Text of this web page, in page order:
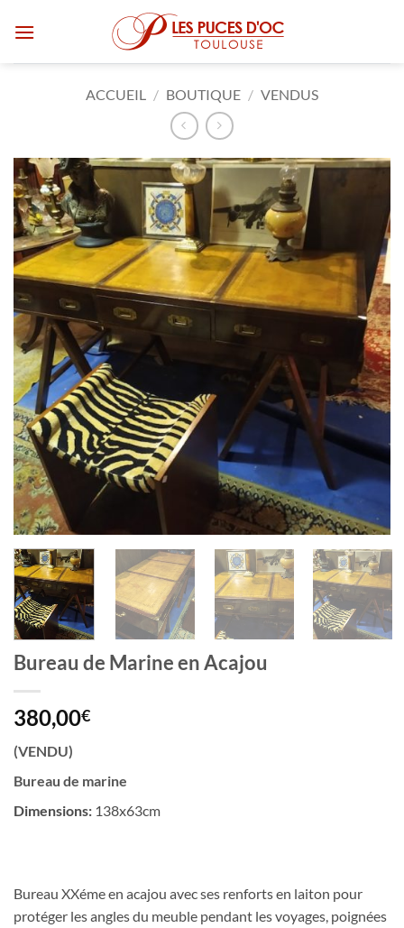
ACCUEIL / BOUTIQUE / VENDUS
Bureau de Marine en Acajou
380,00€
(VENDU)
Bureau de marine
Dimensions: 138x63cm
Bureau XXéme en acajou avec ses renforts en laiton pour
protéger les angles du meuble pendant les voyages, poignées